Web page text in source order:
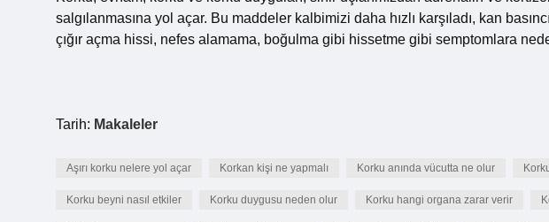
salgılanmasına yol açar. Bu maddeler kalbimizi daha hızlı karşıladı, kan
çığır açma hissi, nefes alamama, boğulma gibi hissetme gibi semptomlara
Tarih: Makaleler
Aşırı korku nelere yol açar Korkan kişi ne yapmalı Korku anında vücutta ne olur
Korku beyni nasıl etkiler Korku duygusu neden olur Korku hangi organa zarar verir